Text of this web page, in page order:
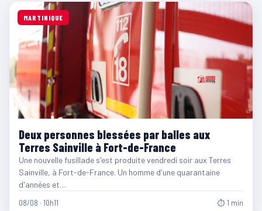
MARTINIQUE
Deux personnes blessées par balles aux
Terres Sainville à Fort-de-France
Une nouvelle fusillade s'est produite vendredi soir aux Terres
Sainville, à Fort-de-France. Un homme d'une quarantaine
d'années et…
08/08 · 10h11 ⏱ 1 min